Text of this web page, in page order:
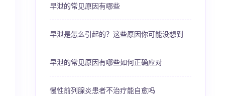
早泄的常见原因有哪些
早泄是怎么引起的？这些原因你可能没想到
早泄的常见原因有哪些如何正确应对
慢性前列腺炎患者不治疗能自愈吗